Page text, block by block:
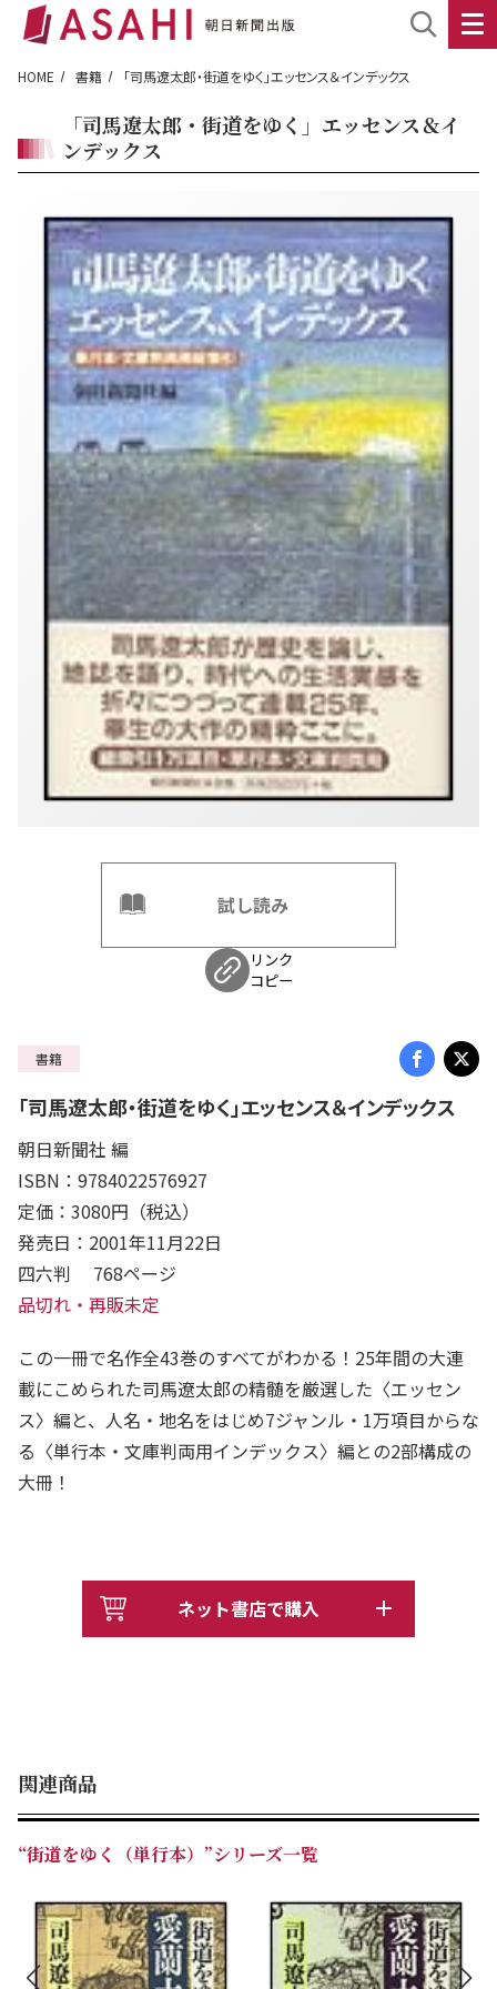
HOME 書籍 「司馬遼太郎・街道をゆく」エッセンス＆インデックス
「司馬遼太郎・街道をゆく」エッセンス＆イ
ンデックス
試し読み
リンク
コピー
書籍
「司馬遼太郎・街道をゆく」エッセンス＆インデックス
朝日新聞社 編
ISBN：9784022576927
定価：3080円（税込）
発売日：2001年11月22日
四六判 768ページ
品切れ・再販未定
この一冊で名作全43巻のすべてがわかる！25年間の大連
載にこめられた司馬遼太郎の精髄を厳選した〈エッセン
ス〉編と、人名・地名をはじめ7ジャンル・1万項目からな
る〈単行本・文庫判両用インデックス〉編との2部構成の
大冊！
ネット書店で購入
関連商品
“街道をゆく（単行本）”シリーズ一覧